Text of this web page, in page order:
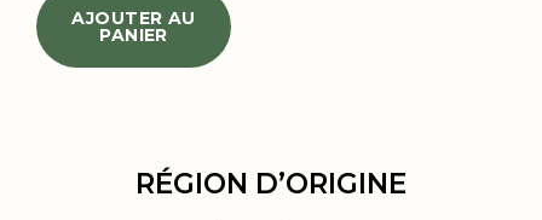
AJOUTER AU
PANIER
RÉGION D’ORIGINE